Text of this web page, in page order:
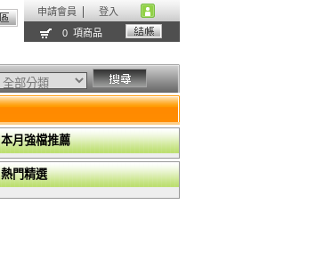
申請會員
登入
0 項商品
本月強檔推薦
熱門精選